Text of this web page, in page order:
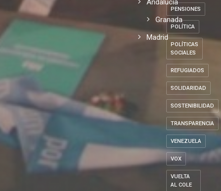
Granada
Madrid
PENSIONES
POLÍTICA
POLÍTICAS
SOCIALES
REFUGIADOS
SOLIDARIDAD
SOSTENIBILIDAD
TRANSPARENCIA
VENEZUELA
VOX
VUELTA
AL COLE